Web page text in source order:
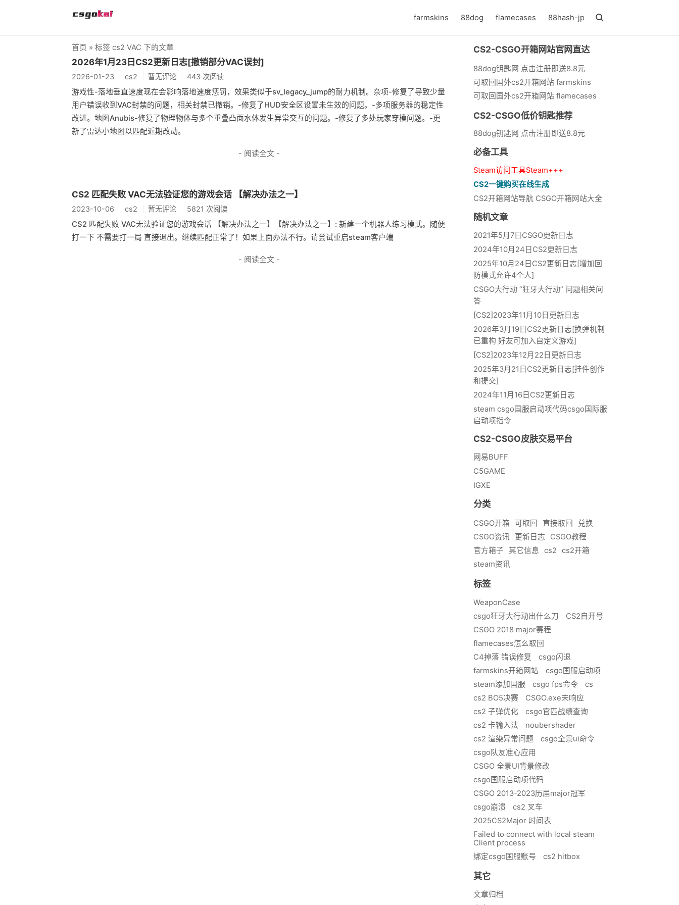
farmskins 88dog flamecases 88hash-jp
首页 » 标签 cs2 VAC 下的文章
2026年1月23日CS2更新日志[撤销部分VAC误封]
2026-01-23 cs2 暂无评论 443 次阅读
游戏性-落地垂直速度现在会影响落地速度惩罚，效果类似于sv_legacy_jump的耐力机制。杂项-修复了导致少量
用户错误收到VAC封禁的问题，相关封禁已撤销。-修复了HUD安全区设置未生效的问题。-多项服务器的稳定性
改进。地图Anubis-修复了物理物体与多个重叠凸面水体发生异常交互的问题。-修复了多处玩家穿模问题。-更
新了雷达小地图以匹配近期改动。
- 阅读全文 -
CS2 匹配失败 VAC无法验证您的游戏会话 【解决办法之一】
2023-10-06 cs2 暂无评论 5821 次阅读
CS2 匹配失败 VAC无法验证您的游戏会话 【解决办法之一】【解决办法之一】: 新建一个机器人练习模式。随便
打一下 不需要打一局 直接退出。继续匹配正常了！如果上面办法不行。请尝试重启steam客户端
- 阅读全文 -
CS2-CSGO开箱网站官网直达
88dog钥匙网 点击注册即送8.8元
可取回国外cs2开箱网站 farmskins
可取回国外cs2开箱网站 flamecases
CS2-CSGO低价钥匙推荐
88dog钥匙网 点击注册即送8.8元
必备工具
Steam访问工具Steam+++
CS2一键购买在线生成
CS2开箱网站导航 CSGO开箱网站大全
随机文章
2021年5月7日CSGO更新日志
2024年10月24日CS2更新日志
2025年10月24日CS2更新日志[增加回
防模式允许4个人]
CSGO大行动 “狂牙大行动” 问题相关问
答
[CS2]2023年11月10日更新日志
2026年3月19日CS2更新日志[换弹机制
已重构 好友可加入自定义游戏]
[CS2]2023年12月22日更新日志
2025年3月21日CS2更新日志[挂件创作
和提交]
2024年11月16日CS2更新日志
steam csgo国服启动项代码csgo国际服
启动项指令
CS2-CSGO皮肤交易平台
网易BUFF
C5GAME
IGXE
分类
CSGO开箱 可取回 直接取回
兑换
CSGO资讯
更新日志
CSGO教程
官方箱子
其它信息 cs2
cs2开箱
steam资讯
标签
WeaponCase
csgo狂牙大行动出什么刀
CS2自开号
CSGO 2018 major赛程
flamecases怎么取回
C4掉落 错误修复
csgo闪退
farmskins开箱网站
csgo国服启动项
steam添加国服
csgo fps命令
cs
cs2 BO5决赛
CSGO.exe未响应
cs2 子弹优化
csgo官匹战绩查询
cs2 卡输入法
noubershader
cs2 渲染异常问题
csgo全景ui命令
csgo队友准心应用
CSGO 全景UI背景修改
csgo国服启动项代码
CSGO 2013-2023历届major冠军
csgo崩溃
cs2 叉车
2025CS2Major 时间表
Failed to connect with local steam
Client process
绑定csgo国服账号
cs2 hitbox
其它
文章归档